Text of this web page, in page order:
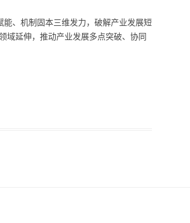
能、机制固本三维发力，破解产业发展短
域延伸，推动产业发展多点突破、协同